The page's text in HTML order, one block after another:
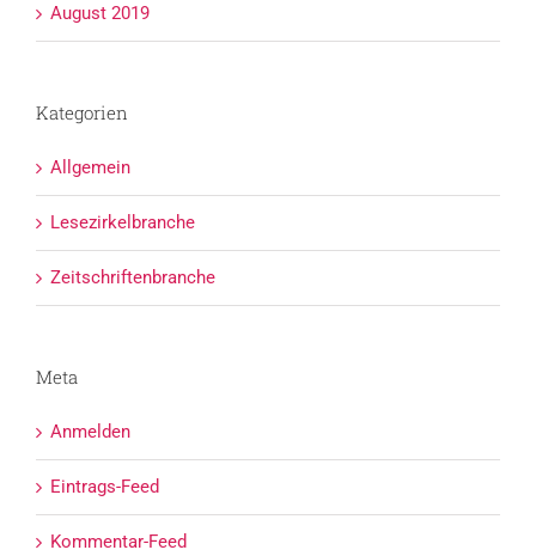
August 2019
Kategorien
Allgemein
Lesezirkelbranche
Zeitschriftenbranche
Meta
Anmelden
Eintrags-Feed
Kommentar-Feed